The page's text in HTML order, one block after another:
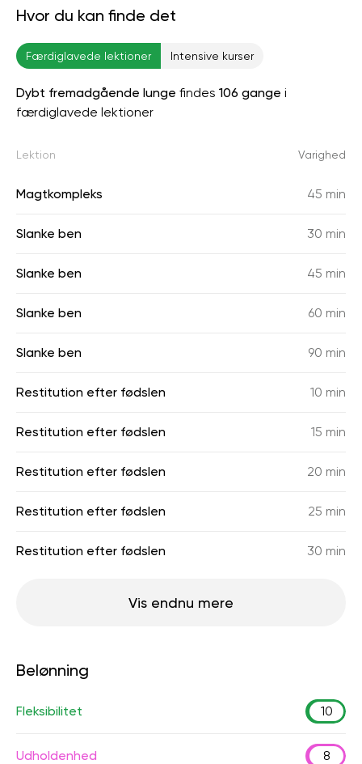
Hvor du kan finde det
Færdiglavede lektioner Intensive kurser
Dybt fremadgående lunge findes 106 gange i
færdiglavede lektioner
Lektion Varighed
Magtkompleks 45 min
Slanke ben 30 min
Slanke ben 45 min
Slanke ben 60 min
Slanke ben 90 min
Restitution efter fødslen 10 min
Restitution efter fødslen 15 min
Restitution efter fødslen 20 min
Restitution efter fødslen 25 min
Restitution efter fødslen 30 min
Vis endnu mere
Belønning
Fleksibilitet 10
Udholdenhed 8